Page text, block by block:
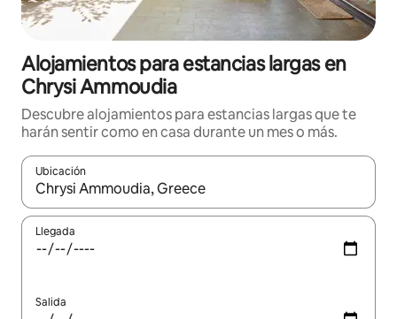
Alojamientos para estancias largas en
Chrysi Ammoudia
Descubre alojamientos para estancias largas que te
harán sentir como en casa durante un mes o más.
Ubicación
Cuando los resultados estén disponibles, podrás navegar
Llegada
Salida